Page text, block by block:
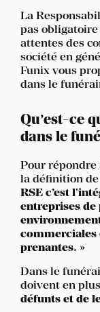
La
pas
attentes des
société en
Funix vous
dans le
Qu’est-ce
dans le
Pour
la définition
RSE c’est
entreprises
commerciales
prenantes. »
Dans le
doivent en
défunts et de